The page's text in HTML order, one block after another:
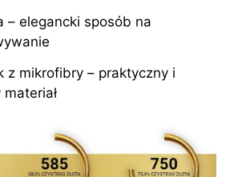
– elegancki sposób na
z mikrofibry – praktyczny i